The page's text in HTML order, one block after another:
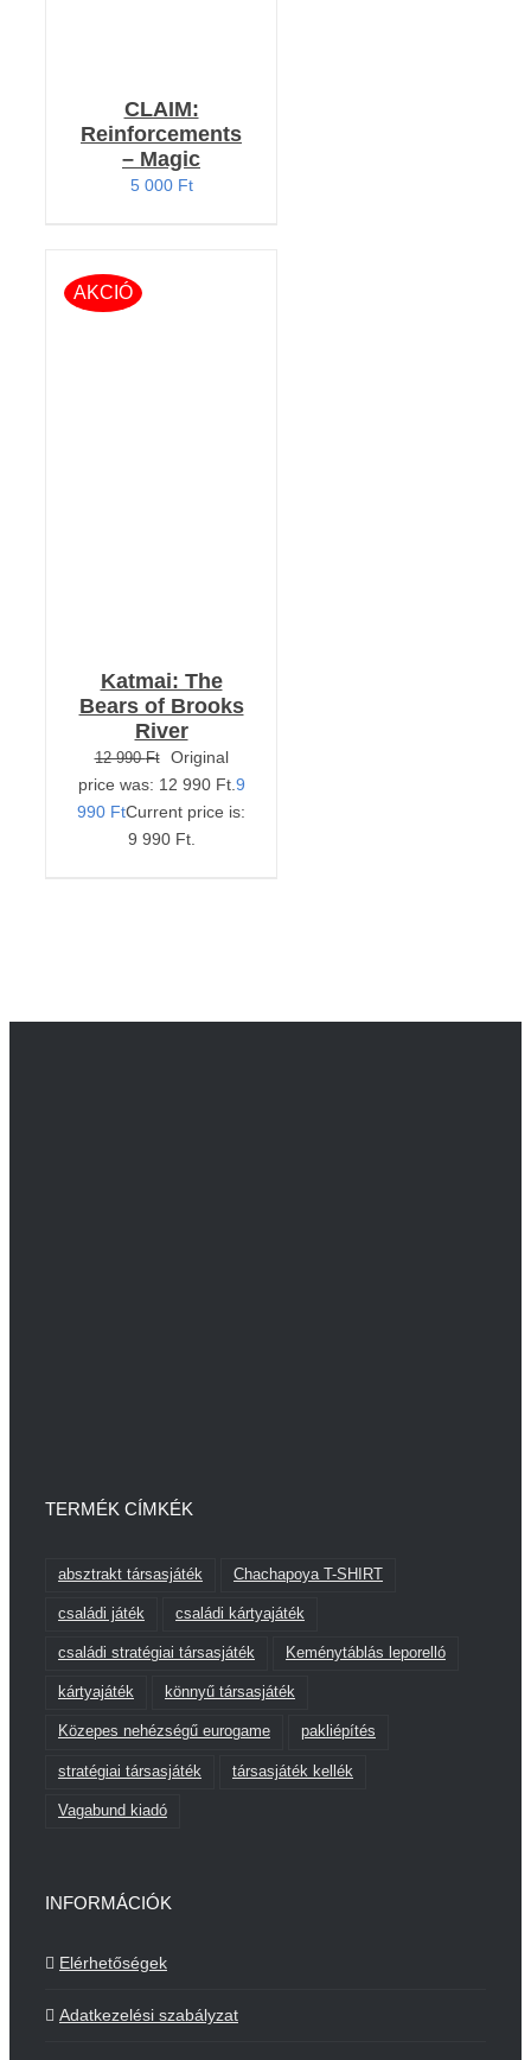
CLAIM:
Reinforcements
– Magic
5 000 Ft
AKCIÓ
Katmai: The
Bears of Brooks
River
12 990Ft
Original
price was: 12 990 Ft.9
990 FtCurrent price is:
9 990 Ft.
TERMÉK CÍMKÉK
absztrakt társasjáték Chachapoya T-SHIRT
családi játék családi kártyajáték
családi stratégiai társasjáték Keménytáblás leporelló
kártyajáték könnyű társasjáték
Közepes nehézségű eurogame pakliépítés
stratégiai társasjáték társasjáték kellék
Vagabund kiadó
INFORMÁCIÓK
Elérhetőségek
Adatkezelési szabályzat